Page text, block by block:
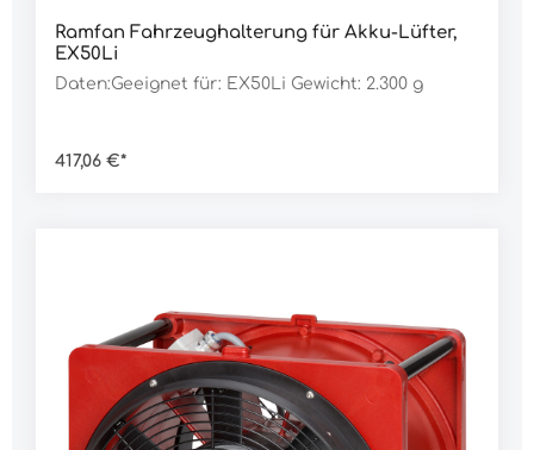
Ramfan Fahrzeughalterung für Akku-Lüfter,
EX50Li
Daten:Geeignet für: EX50Li Gewicht: 2.300 g
417,06 €*